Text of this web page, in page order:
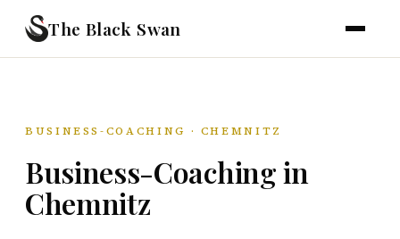
The Black Swan
BUSINESS-COACHING · CHEMNITZ
Business-Coaching in
Chemnitz